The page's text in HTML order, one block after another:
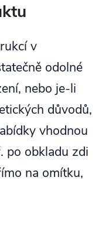
v
odolné
nebo je-li
důvodů,
vhodnou
po obkladu zdi
na omítku,